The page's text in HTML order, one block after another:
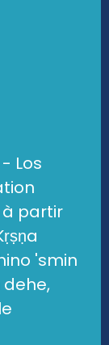
Los
partir
'smin
dehe,